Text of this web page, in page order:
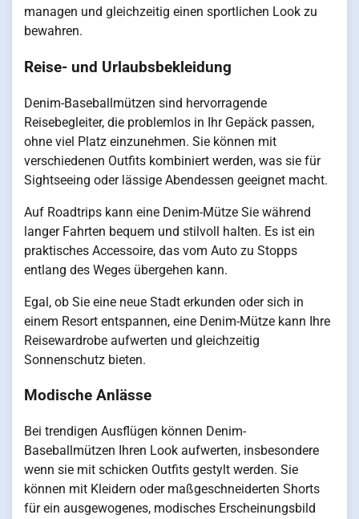
managen und gleichzeitig einen sportlichen Look zu
bewahren.
Reise- und Urlaubsbekleidung
Denim-Baseballmützen sind hervorragende
Reisebegleiter, die problemlos in Ihr Gepäck passen,
ohne viel Platz einzunehmen. Sie können mit
verschiedenen Outfits kombiniert werden, was sie für
Sightseeing oder lässige Abendessen geeignet macht.
Auf Roadtrips kann eine Denim-Mütze Sie während
langer Fahrten bequem und stilvoll halten. Es ist ein
praktisches Accessoire, das vom Auto zu Stopps
entlang des Weges übergehen kann.
Egal, ob Sie eine neue Stadt erkunden oder sich in
einem Resort entspannen, eine Denim-Mütze kann Ihre
Reisewardrobe aufwerten und gleichzeitig
Sonnenschutz bieten.
Modische Anlässe
Bei trendigen Ausflügen können Denim-
Baseballmützen Ihren Look aufwerten, insbesondere
wenn sie mit schicken Outfits gestylt werden. Sie
können mit Kleidern oder maßgeschneiderten Shorts
für ein ausgewogenes, modisches Erscheinungsbild